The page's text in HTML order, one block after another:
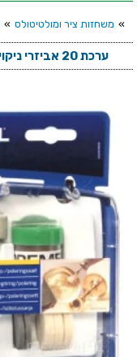
» משחזות ציר ומולטיטולס »
ערכת 20 אביזרי ניקוי וליטוש למשחזת ציר - DREMEL 684